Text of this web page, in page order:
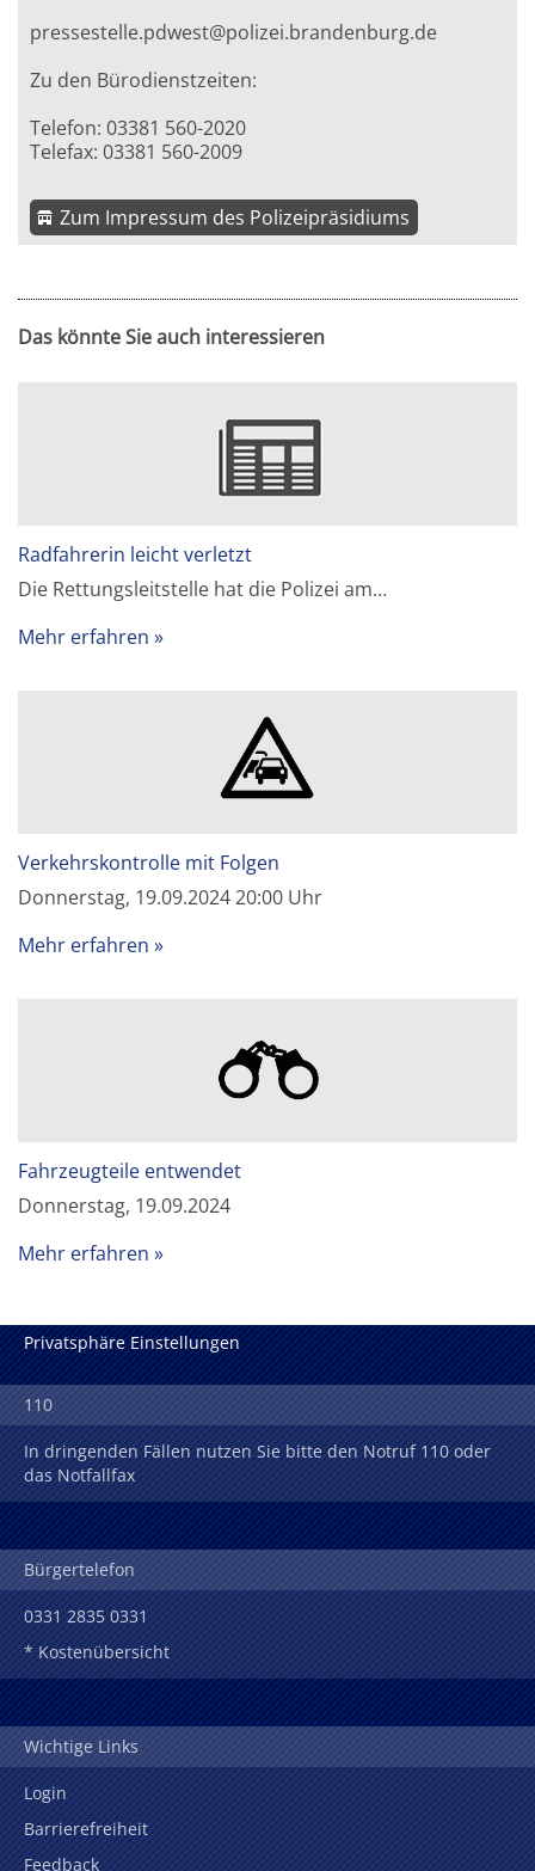
pressestelle.pdwest@polizei.brandenburg.de
Zu den Bürodienstzeiten:
Telefon: 03381 560-2020
Telefax: 03381 560-2009
Zum Impressum des Polizeipräsidiums
Das könnte Sie auch interessieren
Radfahrerin leicht verletzt
Die Rettungsleitstelle hat die Polizei am…
Mehr erfahren
Verkehrskontrolle mit Folgen
Donnerstag, 19.09.2024 20:00 Uhr
Mehr erfahren
Fahrzeugteile entwendet
Donnerstag, 19.09.2024
Mehr erfahren
Privatsphäre Einstellungen
110
In dringenden Fällen nutzen Sie bitte den Notruf 110 oder
das Notfallfax
Bürgertelefon
0331 2835 0331
* Kostenübersicht
Wichtige Links
Login
Barrierefreiheit
Feedback